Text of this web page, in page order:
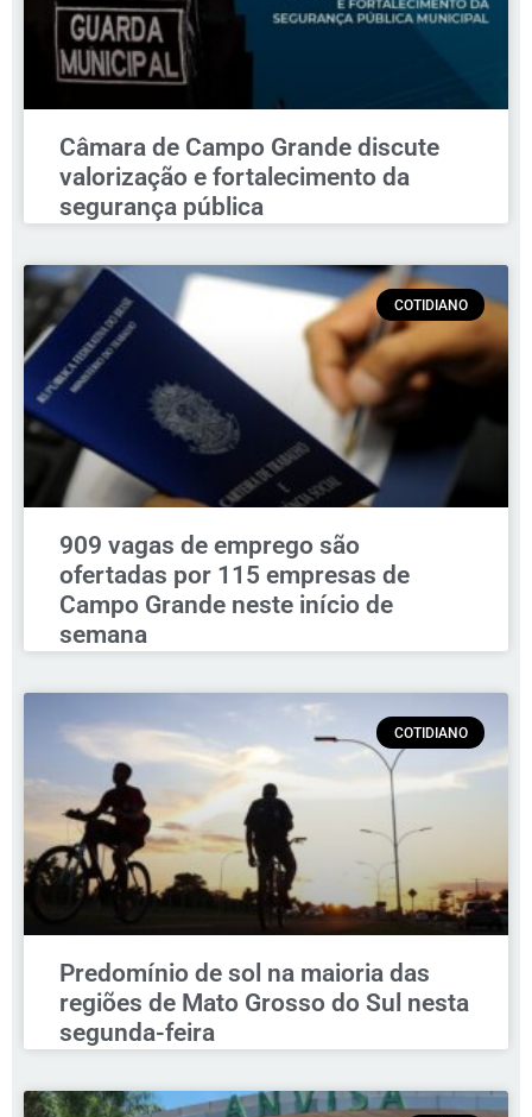
Câmara de Campo Grande discute
valorização e fortalecimento da
segurança pública
COTIDIANO
909 vagas de emprego são
ofertadas por 115 empresas de
Campo Grande neste início de
semana
COTIDIANO
Predomínio de sol na maioria das
regiões de Mato Grosso do Sul nesta
segunda-feira